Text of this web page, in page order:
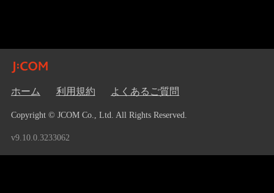
ホーム 利用規約 よくあるご質問
Copyright © JCOM Co., Ltd. All Rights Reserved.
v9.10.0.3233062